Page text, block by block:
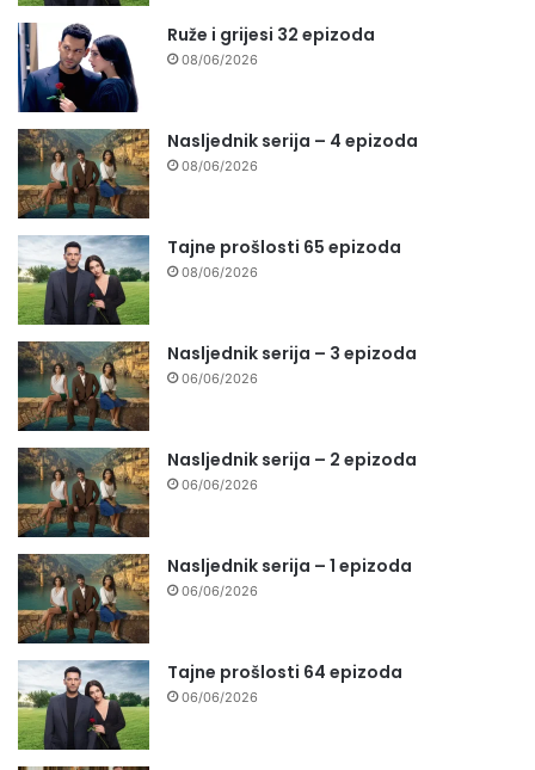
Ruže i grijesi 32 epizoda
08/06/2026
Nasljednik serija – 4 epizoda
08/06/2026
Tajne prošlosti 65 epizoda
08/06/2026
Nasljednik serija – 3 epizoda
06/06/2026
Nasljednik serija – 2 epizoda
06/06/2026
Nasljednik serija – 1 epizoda
06/06/2026
Tajne prošlosti 64 epizoda
06/06/2026